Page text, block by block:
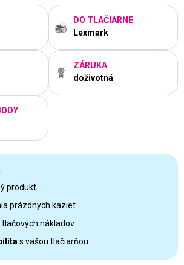
DO TLAČIARNE
Lexmark
ZÁRUKA
doživotná
produkt
prázdnych kaziet
tlačových nákladov
s vašou tlačiarňou